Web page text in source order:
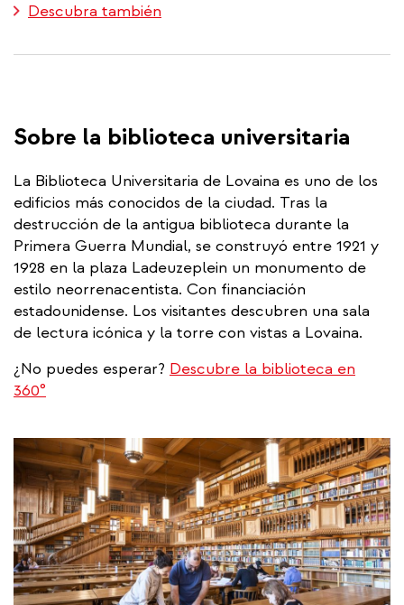
Descubra también
Sobre la biblioteca universitaria
La Biblioteca Universitaria de Lovaina es uno de los
edificios más conocidos de la ciudad. Tras la
destrucción de la antigua biblioteca durante la
Primera Guerra Mundial, se construyó entre 1921 y
1928 en la plaza Ladeuzeplein un monumento de
estilo neorrenacentista. Con financiación
estadounidense. Los visitantes descubren una sala
de lectura icónica y la torre con vistas a Lovaina.
¿No puedes esperar? Descubre la biblioteca en
360°